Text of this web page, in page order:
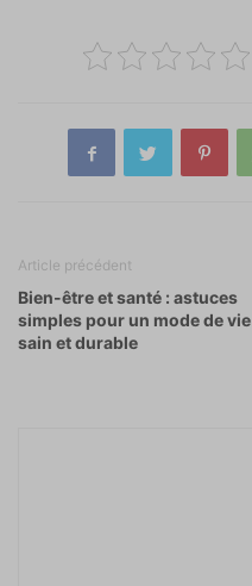
Article précédent
Bien-être et santé : astuces
simples pour un mode de vie
sain et durable